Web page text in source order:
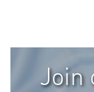
Join